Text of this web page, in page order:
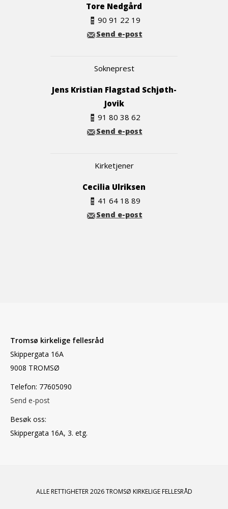
Tore Nedgård
90 91 22 19
Send e-post
Sokneprest
Jens Kristian Flagstad Schjøth-
Jovik
91 80 38 62
Send e-post
Kirketjener
Cecilia Ulriksen
41 64 18 89
Send e-post
Tromsø kirkelige fellesråd
Skippergata 16A
9008 TROMSØ
Telefon: 77605090
Send e-post
Besøk oss:
Skippergata 16A, 3. etg.
ALLE RETTIGHETER 2026 TROMSØ KIRKELIGE FELLESRÅD